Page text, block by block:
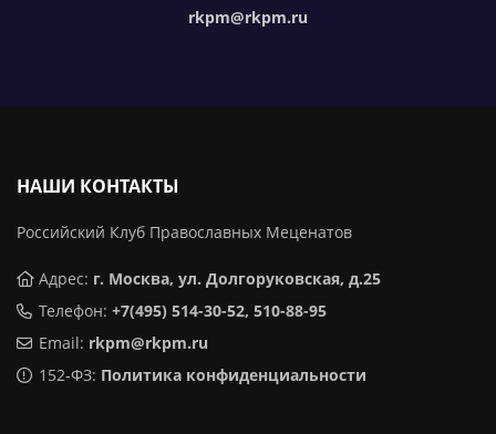
rkpm@rkpm.ru
НАШИ КОНТАКТЫ
Российский Клуб Православных Меценатов
Адрес: г. Москва, ул. Долгоруковская, д.25
Телефон: +7(495) 514-30-52, 510-88-95
Email: rkpm@rkpm.ru
152-ФЗ: Политика конфиденциальности